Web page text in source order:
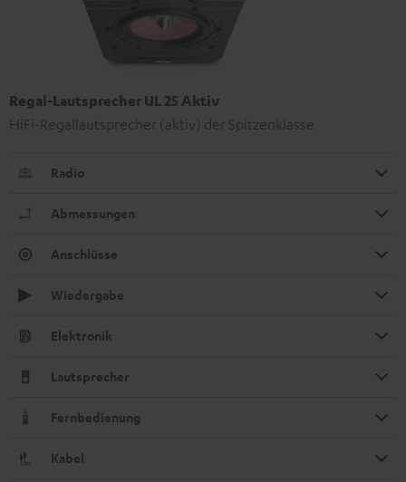
Regal-Lautsprecher UL 25 Aktiv
HiFi-Regallautsprecher (aktiv) der Spitzenklasse
Radio
Abmessungen
Anschlüsse
Wiedergabe
Elektronik
Lautsprecher
Fernbedienung
Kabel